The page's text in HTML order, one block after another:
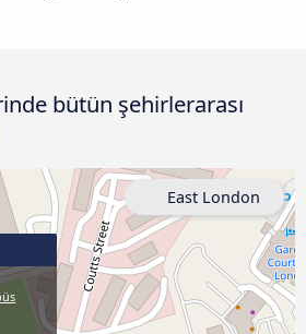
bütün şehirlerarası
East London